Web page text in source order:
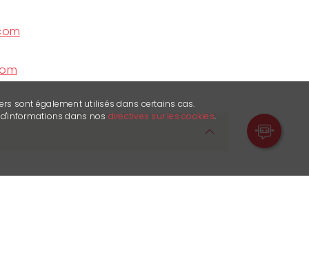
sont également utilisés dans certains cas.
dans nos directives sur les cookies.